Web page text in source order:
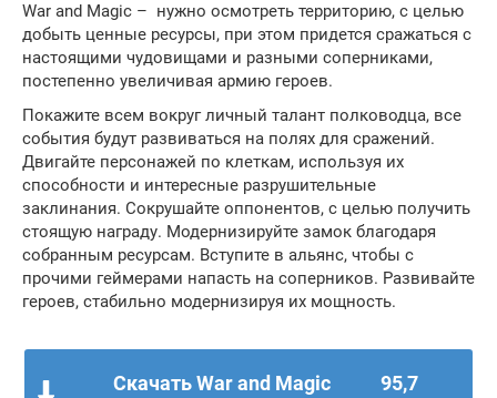
War and Magic – нужно осмотреть территорию, с целью
добыть ценные ресурсы, при этом придется сражаться с
настоящими чудовищами и разными соперниками,
постепенно увеличивая армию героев.
Покажите всем вокруг личный талант полководца, все
события будут развиваться на полях для сражений.
Двигайте персонажей по клеткам, используя их
способности и интересные разрушительные
заклинания. Сокрушайте оппонентов, с целью получить
стоящую награду. Модернизируйте замок благодаря
собранным ресурсам. Вступите в альянс, чтобы с
прочими геймерами напасть на соперников. Развивайте
героев, стабильно модернизируя их мощность.
Скачать War and Magic
95,7